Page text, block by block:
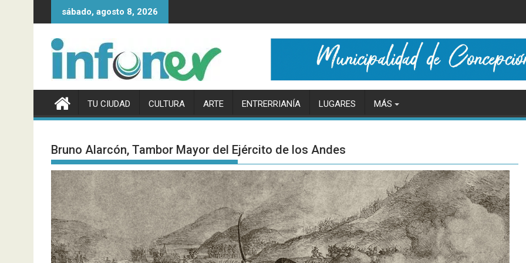
al
sábado, agosto 8, 2026
TU CIUDAD CULTURA ARTE ENTRERRIANÍA LUGARES MÁS
Bruno Alarcón, Tambor Mayor del Ejército de los Andes